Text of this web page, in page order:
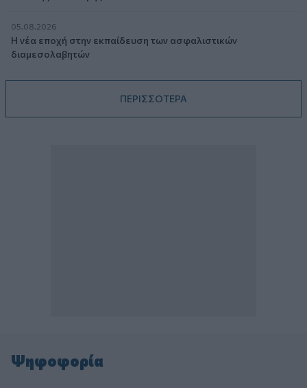
05.08.2026
Η νέα εποχή στην εκπαίδευση των ασφαλιστικών
διαμεσολαβητών
ΠΕΡΙΣΣΟΤΕΡΑ
Ψηφοφορία